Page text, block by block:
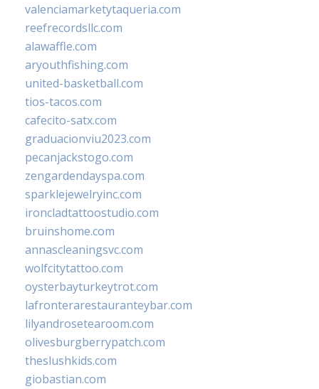
valenciamarketytaqueria.com
reefrecordsllc.com
alawaffle.com
aryouthfishing.com
united-basketball.com
tios-tacos.com
cafecito-satx.com
graduacionviu2023.com
pecanjackstogo.com
zengardendayspa.com
sparklejewelryinc.com
ironcladtattoostudio.com
bruinshome.com
annascleaningsvc.com
wolfcitytattoo.com
oysterbayturkeytrot.com
lafronterarestauranteybar.com
lilyandrosetearoom.com
olivesburgberrypatch.com
theslushkids.com
giobastian.com